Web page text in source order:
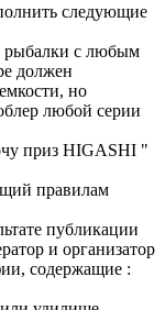
следующие
рыбалки с любым
должен
но
любой серии
приз HIGASHI "
правилам
публикации
и организатор
содержащие :